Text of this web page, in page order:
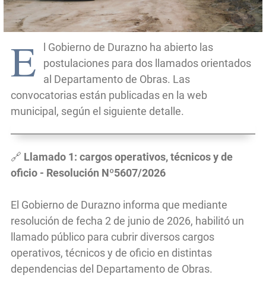
E
l Gobierno de Durazno ha abierto las
postulaciones para dos llamados orientados
al Departamento de Obras. Las
convocatorias están publicadas en la web
municipal, según el siguiente detalle.
🔗 Llamado 1: cargos operativos, técnicos y de
oficio - Resolución Nº5607/2026
El Gobierno de Durazno informa que mediante
resolución de fecha 2 de junio de 2026, habilitó un
llamado público para cubrir diversos cargos
operativos, técnicos y de oficio en distintas
dependencias del Departamento de Obras.